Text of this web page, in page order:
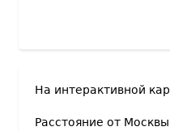
На интерактивной
Расстояние от Москвы